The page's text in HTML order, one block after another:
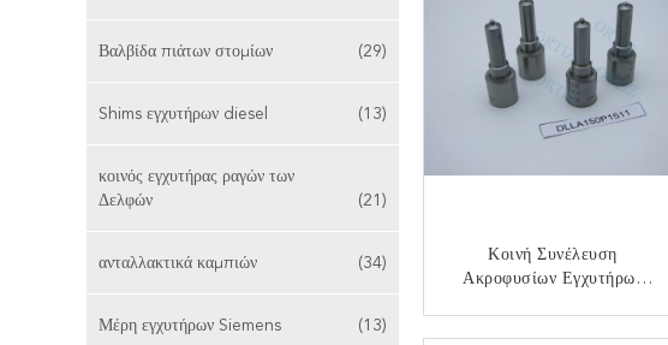
Βαλβίδα πιάτων στομίων (29)
Shims εγχυτήρων diesel (13)
κοινός εγχυτήρας ραγών των
Δελφών
(21)
ανταλλακτικά καμπιών (34)
Μέρη εγχυτήρων Siemens (13)
Κοινή Συνέλευση
Ακροφυσίων Εγχυτήρων
ΕΠΙΚΟΙΝΩΝΉΣΤΕ